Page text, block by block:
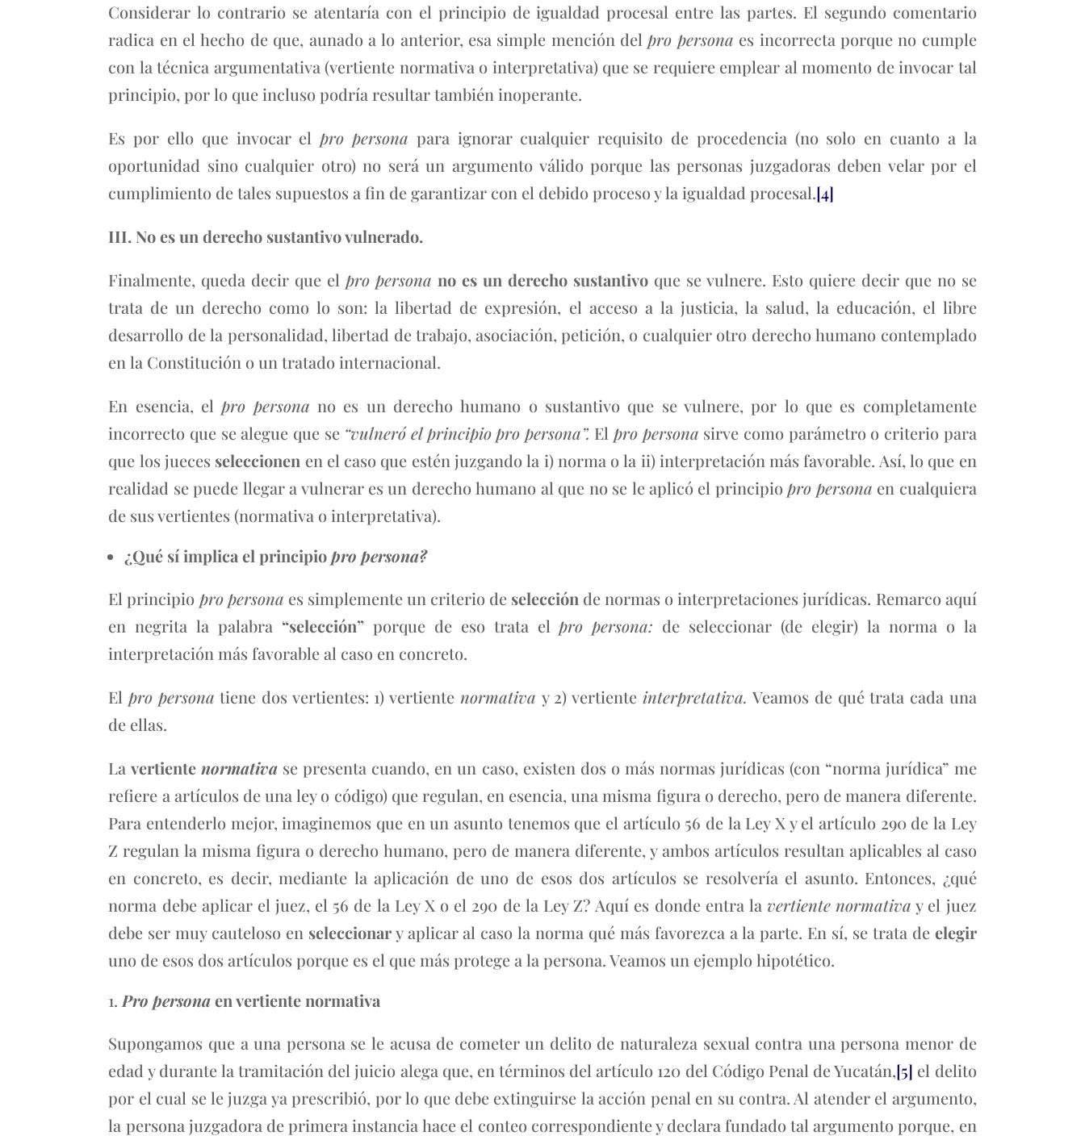
Considerar lo contrario se atentaría con el principio de igualdad procesal entre las partes. El segundo comentario
radica en el hecho de que, aunado a lo anterior, esa simple mención delpro persona es incorrecta porque no cumple
con la técnica argumentativa (vertiente normativa o interpretativa) que se requiere emplear al momento de invocar tal
principio, por lo que incluso podría resultar también inoperante.
Es por ello que invocar elpro persona para ignorar cualquier requisito de procedencia (no solo en cuanto a la
oportunidad sino cualquier otro) no será un argumento válido porque las personas juzgadoras deben velar por el
cumplimiento de tales supuestos a fin de garantizar con el debido proceso y la igualdad procesal.[4]
III. No es un derecho sustantivo vulnerado.
Finalmente, queda decir que elpro personano es un derecho sustantivoque se vulnere. Esto quiere decir que no se
trata de un derecho como lo son: la libertad de expresión, el acceso a la justicia, la salud, la educación, el libre
desarrollo de la personalidad, libertad de trabajo, asociación, petición, o cualquier otro derecho humano contemplado
en la Constitución o un tratado internacional.
En esencia, elpro persona no es un derecho humano o sustantivo que se vulnere, por lo que es completamente
incorrecto que se alegue que se “vulneró el principio pro persona”. Elpro persona sirve como parámetro o criterio para
que los jueces seleccionen en el caso que estén juzgando la i) norma o la ii) interpretación más favorable. Así, lo que en
realidad se puede llegar a vulnerar es un derecho humano al que no se le aplicó el principiopro persona en cualquiera
de sus vertientes (normativa o interpretativa).
¿Qué sí implica el principiopro persona?
El principio pro persona es simplemente un criterio de selección de normas o interpretaciones jurídicas. Remarco aquí
en negrita la palabra “selección” porque de eso trata elpro persona: de seleccionar (de elegir) la norma o la
interpretación más favorable al caso en concreto.
Elpro persona tiene dos vertientes: 1) vertiente normativa y 2) vertiente interpretativa.Veamos de qué trata cada una
de ellas.
Lavertientenormativa se presenta cuando, en un caso, existen dos o más normas jurídicas (con “norma jurídica” me
refiere a artículos de una ley o código) que regulan, en esencia, una misma figura o derecho, pero de manera diferente.
Para entenderlo mejor, imaginemos que en un asunto tenemos que el artículo 56 de la Ley X y el artículo 290 de la Ley
Z regulan la misma figura o derecho humano, pero de manera diferente, y ambos artículos resultan aplicables al caso
en concreto, es decir, mediante la aplicación de uno de esos dos artículos se resolvería el asunto. Entonces, ¿qué
norma debe aplicar el juez, el 56 de la Ley X o el 290 de la Ley Z? Aquí es donde entra la vertiente normativa y el juez
debe ser muy cauteloso en seleccionary aplicar al caso la norma qué más favorezca a la parte. En sí, se trata de elegir
uno de esos dos artículos porque es el que más protege a la persona. Veamos un ejemplo hipotético.
Pro personaen vertiente normativa
Supongamos que a una persona se le acusa de cometer un delito de naturaleza sexual contra una persona menor de
edad y durante la tramitación del juicio alega que, en términos del artículo 120 del Código Penal de Yucatán,[5] el delito
por el cual se le juzga ya prescribió, por lo que debe extinguirse la acción penal en su contra. Al atender el argumento,
la persona juzgadora de primera instancia hace el conteo correspondiente y declara fundado tal argumento porque, en